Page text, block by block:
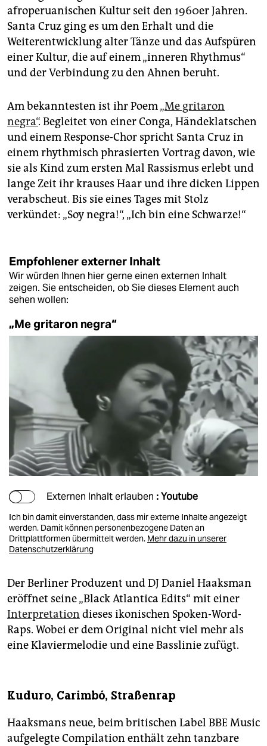
afroperuanischen Kultur seit den 1960er Jahren.
Santa Cruz ging es um den Erhalt und die
Weiterentwicklung alter Tänze und das Aufspüren
einer Kultur, die auf einem „inneren Rhythmus“
und der Verbindung zu den Ahnen beruht.
Am bekanntesten ist ihr Poem„Me gritaron
negra“. Begleitet von einer Conga, Händeklatschen
und einem Response-Chor spricht Santa Cruz in
einem rhythmisch phrasierten Vortrag davon, wie
sie als Kind zum ersten Mal Rassismus erlebt und
lange Zeit ihr krauses Haar und ihre dicken Lippen
verabscheut. Bis sie eines Tages mit Stolz
verkündet: „Soy negra!“, „Ich bin eine Schwarze!“
Empfohlener externer Inhalt
Wir würden Ihnen hier gerne einen externen Inhalt
zeigen. Sie entscheiden, ob Sie dieses Element auch
sehen wollen:
„Me gritaron negra“
Externen Inhalt erlauben : Youtube
Ich bin damit einverstanden, dass mir externe Inhalte angezeigt
werden. Damit können personenbezogene Daten an
Drittplattformen übermittelt werden. Mehr dazu in unserer
Datenschutzerklärung
Der Berliner Produzent und DJ Daniel Haaksman
eröffnet seine „Black Atlantica Edits“ mit einer
Interpretation dieses ikonischen Spoken-Word-
Raps. Wobei er dem Original nicht viel mehr als
eine Klaviermelodie und eine Basslinie zufügt.
Kuduro, Carimbó, Straßenrap
Haaksmans neue, beim britischen Label BBE Music
aufgelegte Compilation enthält zehn tanzbare